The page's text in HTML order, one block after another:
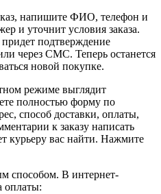
напишите ФИО, телефон и
и уточнит условия заказа.
придет подтверждение
через СМС. Теперь останется
новой покупке.
режиме выглядит
полностью форму по
способ доставки, оплаты,
к заказу написать
курьеру вас найти. Нажмите
способом. В интернет-
оплаты: